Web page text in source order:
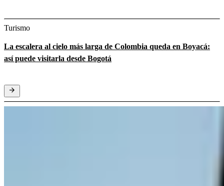
Turismo
La escalera al cielo más larga de Colombia queda en Boyacá:
así puede visitarla desde Bogotá